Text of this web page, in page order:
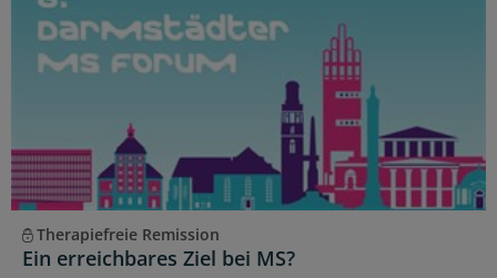
Therapiefreie Remission
Ein erreichbares Ziel bei MS?